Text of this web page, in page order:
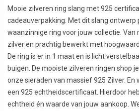
Mooie zilveren ring slang met 925
cadeauverpakking. Met dit slang ontwerp
waanzinnige ring voor jouw collectie. Van
zilver en prachtig bewerkt met
De ring is er in 1 maat en is licht
buigen. De mooiste zilveren ringen shop
onze sieraden van massief 925 Zilver. En
een 925 echtheidscertificaat. Hierdoor
echtheid én waarde van jouw aankoop.